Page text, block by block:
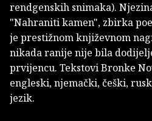
rendgenskih snimaka).
"Nahraniti kamen", zbirka
je prestižnom književnom
nikada ranije nije bila
prvijencu. Tekstovi Bronke
engleski, njemački, češki,
jezik.